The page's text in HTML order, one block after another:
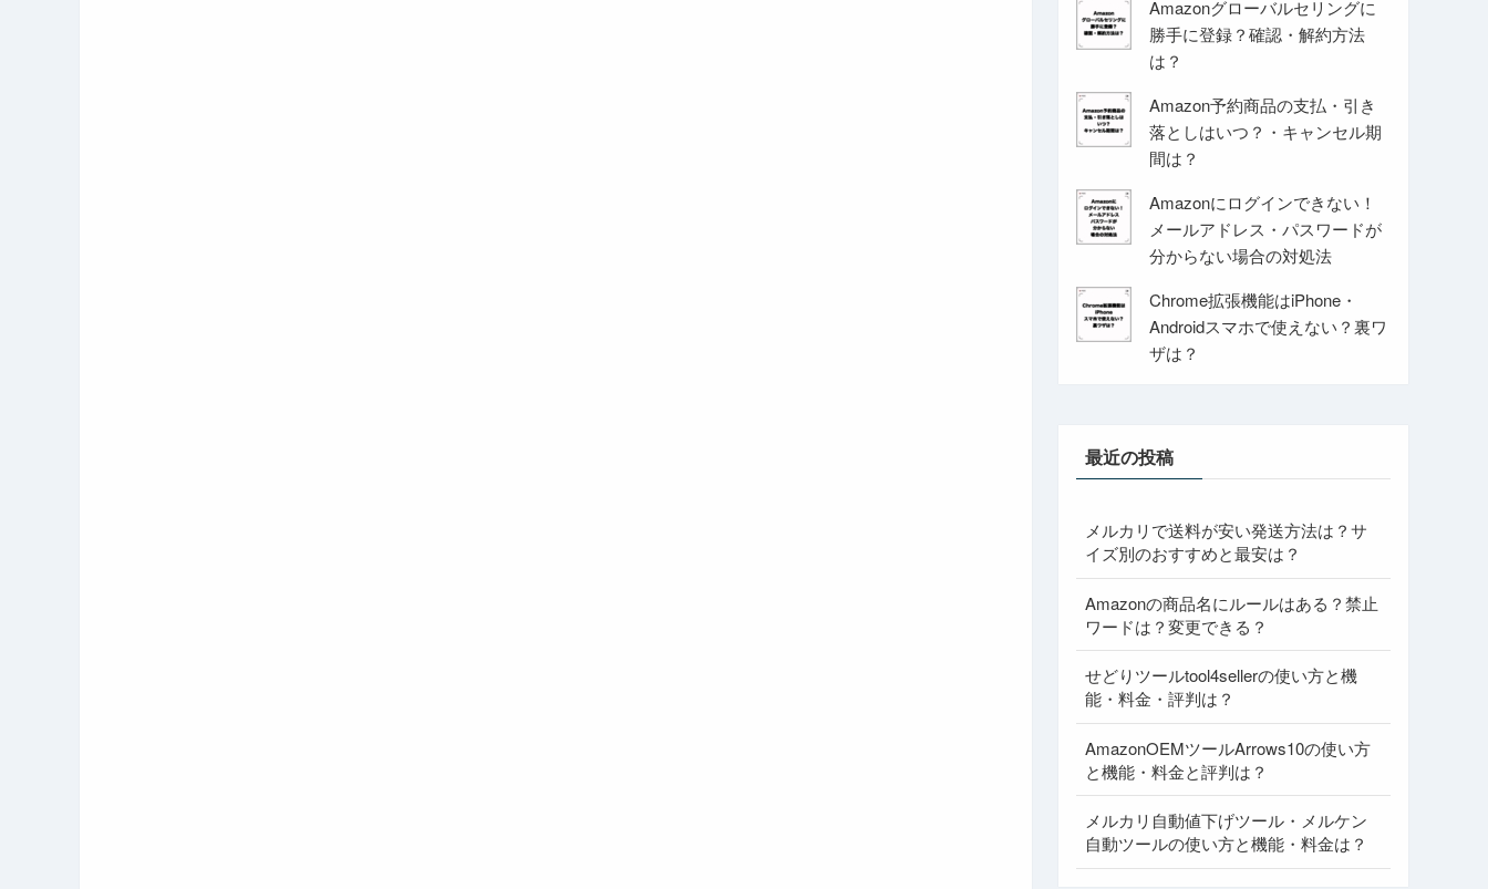
Amazonグローバルセリングに
勝手に登録？確認・解約方法
は？
Amazon予約商品の支払・引き
落としはいつ？・キャンセル期
間は？
Amazonにログインできない！
メールアドレス・パスワードが
分からない場合の対処法
Chrome拡張機能はiPhone・
Androidスマホで使えない？裏ワ
ザは？
最近の投稿
メルカリで送料が安い発送方法は？サ
イズ別のおすすめと最安は？
Amazonの商品名にルールはある？禁止
ワードは？変更できる？
せどりツールtool4sellerの使い方と機
能・料金・評判は？
AmazonOEMツールArrows10の使い方
と機能・料金と評判は？
メルカリ自動値下げツール・メルケン
自動ツールの使い方と機能・料金は？